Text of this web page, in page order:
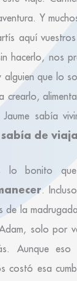
Y
aquí
hacerlo, nos
alguien que lo
crearlo,
Jaume sabía
sabía de
lo bonito
.
de la
solo por
Aunque eso
costó esa